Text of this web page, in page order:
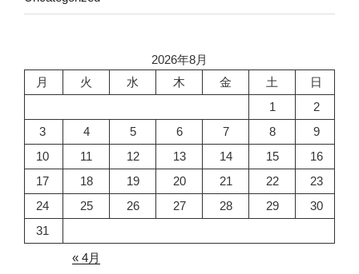
2026年8月
月
火 水 木 金 土
日
1
2
3
4 5 6 7 8
9
10
11 12 13 14 15
16
17
18 19 20 21 22
23
24
25 26 27 28 29
30
31
« 4月